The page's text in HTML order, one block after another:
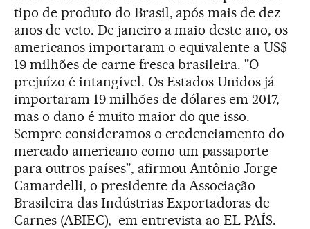
tipo de produto do Brasil, após mais de dez
anos de veto. De janeiro a maio deste ano, os
americanos importaram o equivalente a US$
19 milhões de carne fresca brasileira. "O
prejuízo é intangível. Os Estados Unidos já
importaram 19 milhões de dólares em 2017,
mas o dano é muito maior do que isso.
Sempre consideramos o credenciamento do
mercado americano como um passaporte
para outros países", afirmou Antônio Jorge
Camardelli, o presidente da Associação
Brasileira das Indústrias Exportadoras de
Carnes (ABIEC), em entrevista ao EL PAÍS.